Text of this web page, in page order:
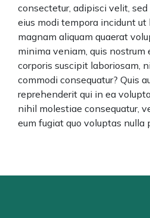
consectetur, adipisci velit,
eius modi tempora incidunt ut
magnam aliquam quaerat
minima veniam, quis
corporis suscipit laboriosam,
commodi consequatur? Quis
reprehenderit qui in ea
nihil molestiae consequatur,
eum fugiat quo voluptas nulla